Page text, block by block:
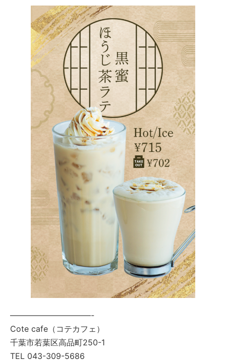
——————————-
Cote cafe（コテカフェ）
千葉市若葉区高品町250-1
TEL 043-309-5686